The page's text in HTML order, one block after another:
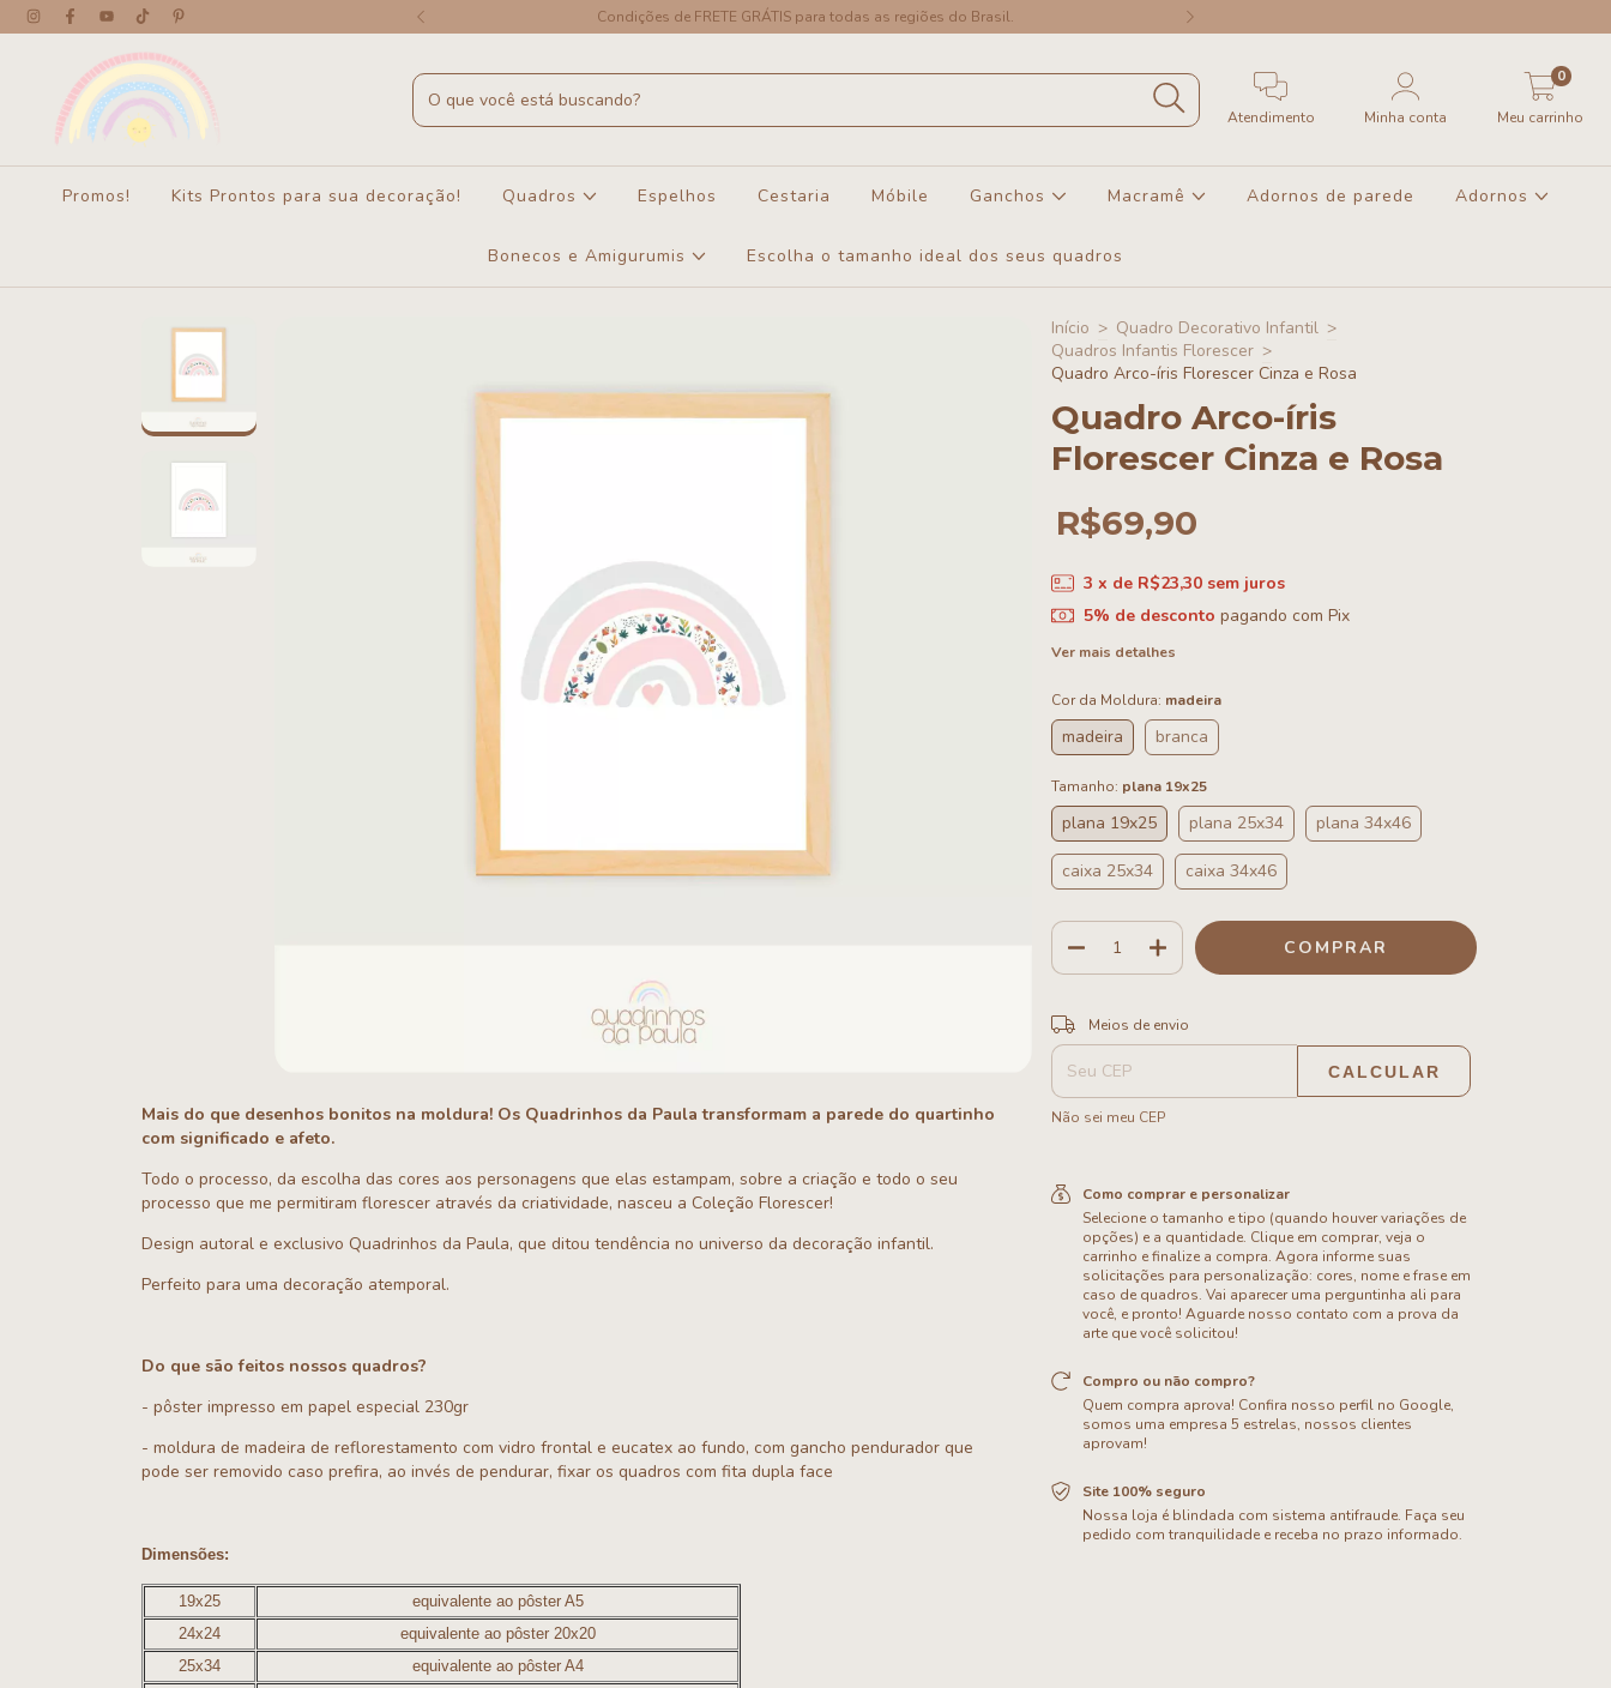
partir de R$450 - exceto Cesto Gato Condições de FRETE GRÁTIS para todas as regiões do Brasil.
Atendimento Minha conta Meu carrinho
0
Promos! Kits Prontos para sua decoração! Quadros Espelhos Cestaria Móbile Ganchos Macramê Adornos de parede Adornos
Bonecos e Amigurumis Escolha o tamanho ideal dos seus quadros
Mais do que desenhos bonitos na moldura! Os Quadrinhos da Paula transformam a parede do quartinho
com significado e afeto.
Todo o processo, da escolha das cores aos personagens que elas estampam, sobre a criação e todo o seu
processo que me permitiram florescer através da criatividade, nasceu a Coleção Florescer!
Design autoral e exclusivo Quadrinhos da Paula, que ditou tendência no universo da decoração infantil.
Perfeito para uma decoração atemporal.
Do que são feitos nossos quadros?
- pôster impresso em papel especial 230gr
- moldura de madeira de reflorestamento com vidro frontal e eucatex ao fundo, com gancho pendurador que
pode ser removido caso prefira, ao invés de pendurar, fixar os quadros com fita dupla face
Dimensões:
19x25
equivalente ao pôster A5
24x24
equivalente ao pôster 20x20
25x34
equivalente ao pôster A4
Início > Quadro Decorativo Infantil >
Quadros Infantis Florescer >
Quadro Arco-íris Florescer Cinza e Rosa
Quadro Arco-íris
Florescer Cinza e Rosa
R$69,90
3 x de R$23,30 sem juros
5% de desconto pagando com Pix
Ver mais detalhes
Cor da Moldura: madeira
madeira branca
Tamanho: plana 19x25
plana 19x25 plana 25x34 plana 34x46
caixa 25x34 caixa 34x46
Entregas para o CEP:
Meios de envio
CALCULAR
Não sei meu CEP
Como comprar e personalizar
Selecione o tamanho e tipo (quando houver variações de
opções) e a quantidade. Clique em comprar, veja o
carrinho e finalize a compra. Agora informe suas
solicitações para personalização: cores, nome e frase em
caso de quadros. Vai aparecer uma perguntinha ali para
você, e pronto! Aguarde nosso contato com a prova da
arte que você solicitou!
Compro ou não compro?
Quem compra aprova! Confira nosso perfil no Google,
somos uma empresa 5 estrelas, nossos clientes
aprovam!
Site 100% seguro
Nossa loja é blindada com sistema antifraude. Faça seu
pedido com tranquilidade e receba no prazo informado.